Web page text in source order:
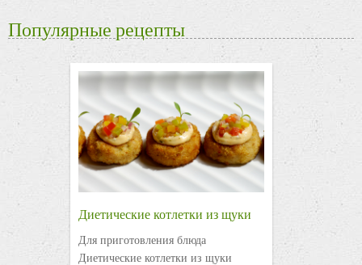
Популярные рецепты
Диетические котлетки из щуки
Для приготовления блюда
Диетические котлетки из щуки